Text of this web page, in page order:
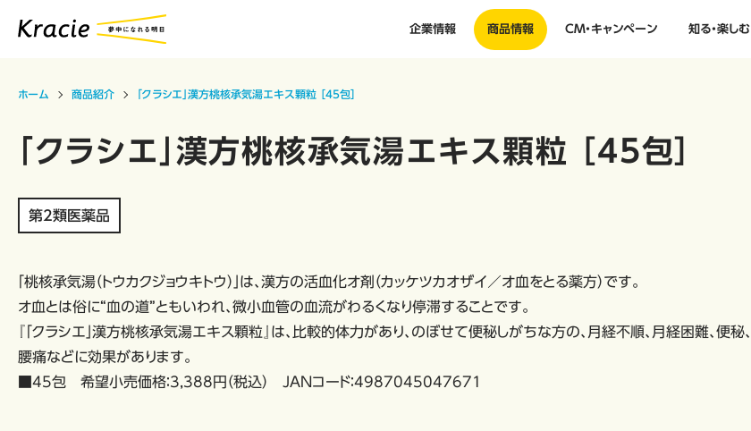
企業情報 商品情報 CM・キャンペーン 知る・楽しむ
ホーム 商品紹介 「クラシエ」漢方桃核承気湯エキス顆粒 ［45包］
「クラシエ」漢方桃核承気湯エキス顆粒 ［45包］
第2類医薬品
「桃核承気湯（トウカクジョウキトウ）」は、漢方の活血化オ剤（カッケツカオザイ／オ血をとる薬方）です。
オ血とは俗に“血の道”ともいわれ、微小血管の血流がわるくなり停滞することです。
『「クラシエ」漢方桃核承気湯エキス顆粒』は、比較的体力があり、のぼせて便秘しがちな方の、月経不順、月経困難、便秘、
腰痛などに効果があります。
■45包 希望小売価格：3,388円（税込） JANコード：4987045047671